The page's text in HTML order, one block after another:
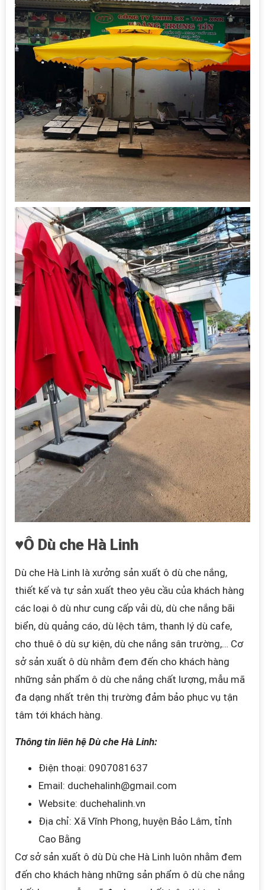
♥Ô Dù che Hà Linh
Dù che Hà Linh là xưởng sản xuất ô dù che nắng,
thiết kế và tự sản xuất theo yêu cầu của khách hàng
các loại ô dù như cung cấp vải dù, dù che nắng bãi
biển, dù quảng cáo, dù lệch tâm, thanh lý dù cafe,
cho thuê ô dù sự kiện, dù che nắng sân trường,… Cơ
sở sản xuất ô dù nhằm đem đến cho khách hàng
những sản phẩm ô dù che nắng chất lượng, mẫu mã
đa dạng nhất trên thị trường đảm bảo phục vụ tận
tâm tới khách hàng.
Thông tin liên hệ Dù che Hà Linh:
Điện thoại: 0907081637
Email: duchehalinh@gmail.com
Website: duchehalinh.vn
Địa chỉ: Xã Vĩnh Phong, huyện Bảo Lâm, tỉnh
Cao Bằng
Cơ sở sản xuất ô dù Dù che Hà Linh luôn nhằm đem
đến cho khách hàng những sản phẩm ô dù che nắng